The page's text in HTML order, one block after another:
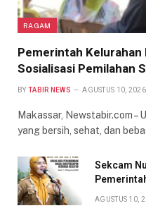
RAGAM
Pemerintah Kelurahan
Sosialisasi Pemilahan
BY TABIR NEWS AGUSTUS 10, 2026
Makassar, Newstabir.com
yang bersih, sehat, dan
Sekcam
AGUSTUS 10,